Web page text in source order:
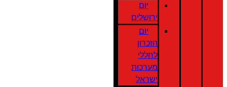
יום
ירושלים
יום
הזכרון
לחללי
מערכות
ישראל